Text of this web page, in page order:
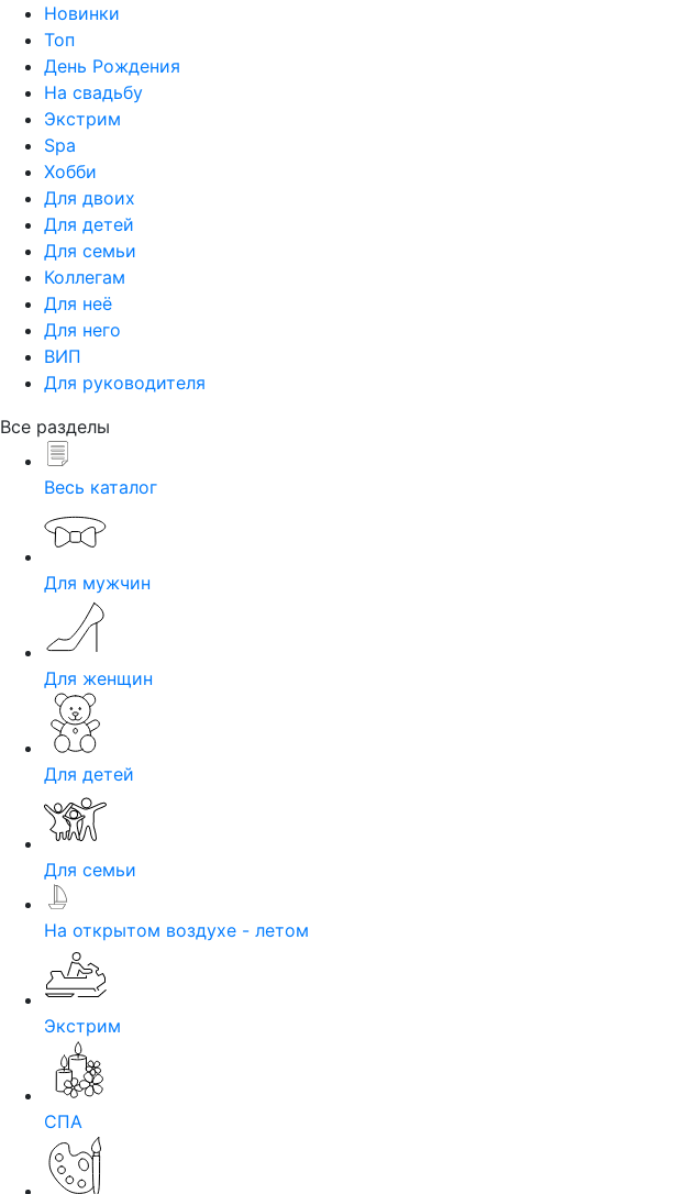
Новинки
Топ
День Рождения
На свадьбу
Экстрим
Spa
Хобби
Для двоих
Для детей
Для семьи
Коллегам
Для неё
Для него
ВИП
Для руководителя
Все разделы
Весь каталог
Для мужчин
Для женщин
Для детей
Для семьи
На открытом воздухе - летом
Экстрим
СПА